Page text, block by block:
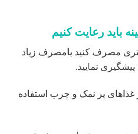
به هیچ عنوان ورزش شدید